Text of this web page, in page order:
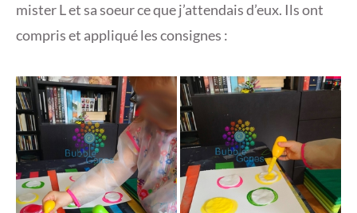
mister L et sa soeur ce que j’attendais d’eux. Ils ont
compris et appliqué les consignes :